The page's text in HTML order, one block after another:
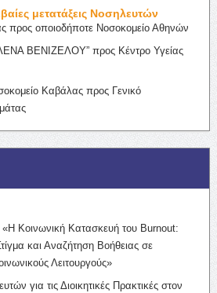
μετατάξεις Νοσηλευτών
προς οποιοδήποτε Νοσοκομείο Αθηνών
ΒΕΝΙΖΕΛΟΥ” προς Κέντρο Υγείας
Καβάλας προς Γενικό
«Η Κοινωνική Κατασκευή του Burnout:
και Αναζήτηση Βοήθειας σε
Λειτουργούς»
για τις Διοικητικές Πρακτικές στον